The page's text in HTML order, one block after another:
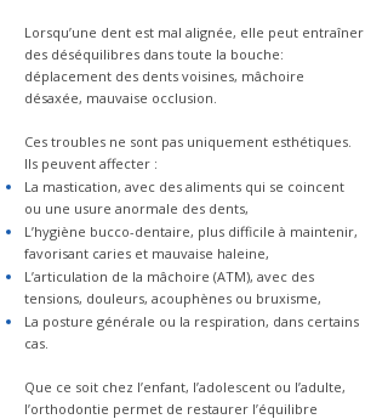
Lorsqu’une dent est mal alignée, elle peut entraîner
des déséquilibres dans toute la bouche:
déplacement des dents voisines, mâchoire
désaxée, mauvaise occlusion.
Ces troubles ne sont pas uniquement esthétiques.
Ils peuvent affecter :
La mastication, avec des aliments qui se coincent
ou une usure anormale des dents,
L’hygiène bucco-dentaire, plus difficile à maintenir,
favorisant caries et mauvaise haleine,
L’articulation de la mâchoire (ATM), avec des
tensions, douleurs, acouphènes ou bruxisme,
La posture générale ou la respiration, dans certains
cas.
Que ce soit chez l’enfant, l’adolescent ou l’adulte,
l’orthodontie permet de restaurer l’équilibre